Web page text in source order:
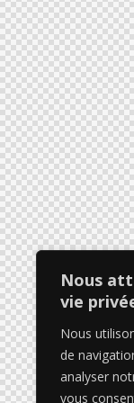
Nous
vie
Nous
de
analyser
vous